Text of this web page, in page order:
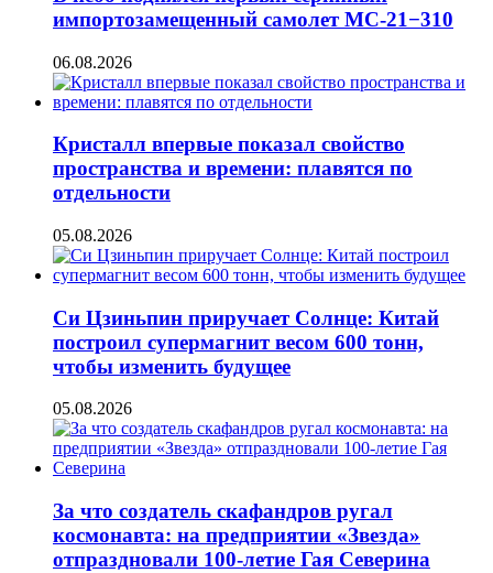
импортозамещенный самолет МС-21−310
06.08.2026
Кристалл впервые показал свойство
пространства и времени: плавятся по
отдельности
05.08.2026
Си Цзиньпин приручает Солнце: Китай
построил супермагнит весом 600 тонн,
чтобы изменить будущее
05.08.2026
За что создатель скафандров ругал
космонавта: на предприятии «Звезда»
отпраздновали 100-летие Гая Северина